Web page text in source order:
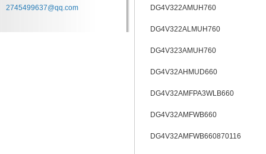
2745499637@qq.com
DG4V322AMUH760
DG4V322ALMUH760
DG4V323AMUH760
DG4V32AHMUD660
DG4V32AMFPA3WLB660
DG4V32AMFWB660
DG4V32AMFWB660870116